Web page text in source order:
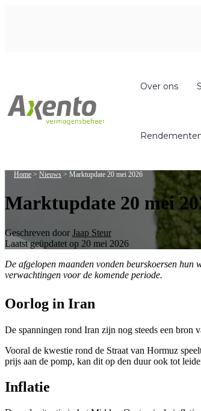
Over ons
Home > Nieuws > Marktupdate 20 mei 2026
Marktupdate 20 mei
Geschreven door Jaap Steur
Laatst geüpdatet op 20 mei 2026
De afgelopen maanden vonden beurskoersen
verwachtingen voor de komende periode.
Oorlog in Iran
De spanningen rond Iran zijn nog steeds een bron
Vooral de kwestie rond de Straat van Hormuz
prijs aan de pomp, kan dit op den duur ook tot
Inflatie